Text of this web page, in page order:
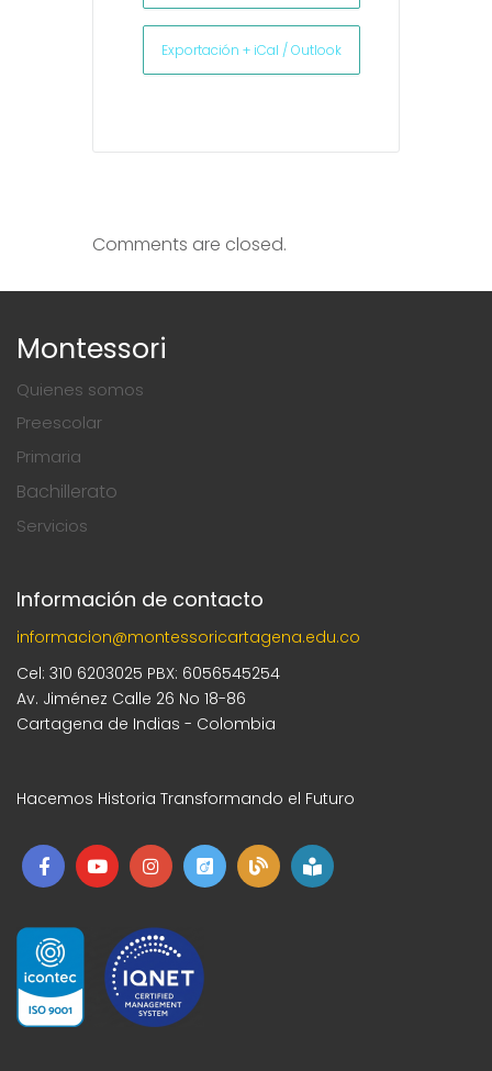
Exportación + iCal / Outlook
Comments are closed.
Montessori
Quienes somos
Preescolar
Primaria
Bachillerato
Servicios
Información de contacto
informacion@montessoricartagena.edu.co
Cel: 310 6203025 PBX: 6056545254
Av. Jiménez Calle 26 No 18-86
Cartagena de Indias - Colombia
Hacemos Historia Transformando el Futuro